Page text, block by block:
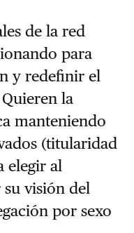
de la red
para
y redefinir el
la
manteniendo
(titularidad
elegir al
visión del
por sexo